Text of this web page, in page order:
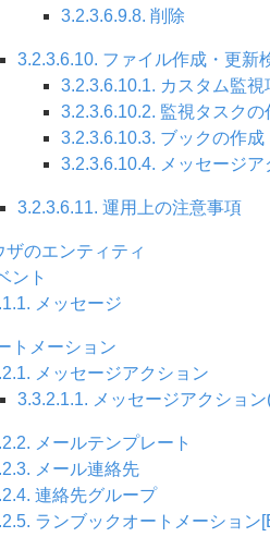
3.2.3.6.9.8. 削除
3.2.3.6.10. ファイル作成・更新
3.2.3.6.10.1. カスタム監
3.2.3.6.10.2. 監視タスクの
3.2.3.6.10.3. ブックの作成
3.2.3.6.10.4. メッセージ
3.2.3.6.11. 運用上の注意事項
ザのエンティティ
ント
メッセージ
トメーション
メッセージアクション
3.3.2.1.1. メッセージアクショ
メールテンプレート
メール連絡先
連絡先グループ
ランブックオートメーション